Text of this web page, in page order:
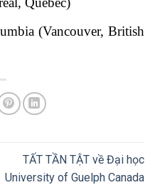
(Vancouver, British
TẤT TẦN TẬT về Đại học
University of Guelph Canada